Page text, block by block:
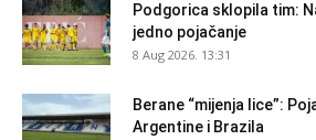
Podgorica sklopila tim:
jedno pojačanje
8 Aug 2026. 13:31
Berane “mijenja lice”:
Argentine i Brazila